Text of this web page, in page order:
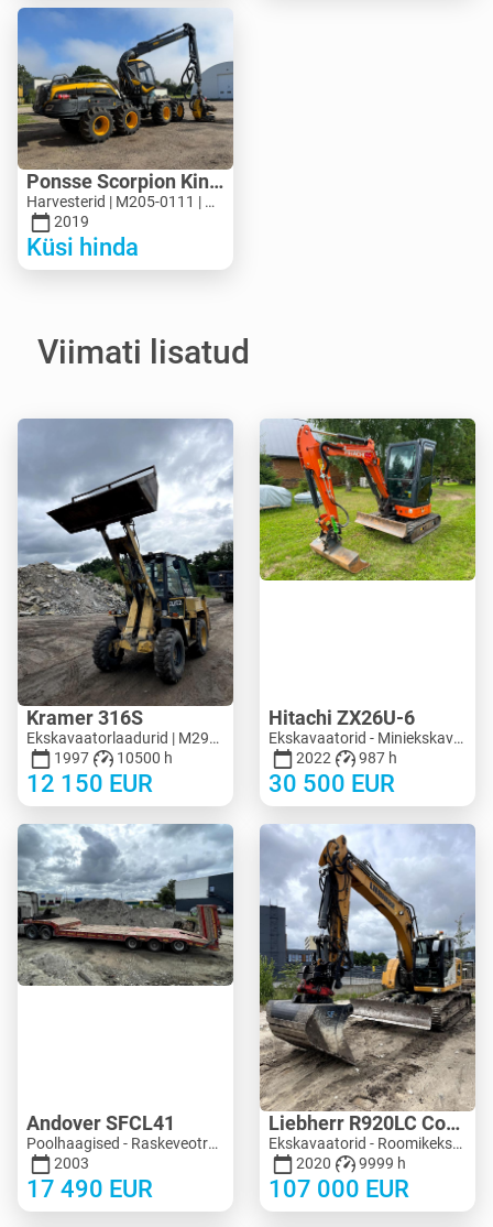
Ponsse Scorpion King
Harvesterid | M205-0111 | M205-0111
2019
Küsi hinda
Viimati lisatud
Kramer 316S
Ekskavaatorlaadurid | M299-8090 | KV299-8090
1997
10500 h
12 150 EUR
Hitachi ZX26U-6
Ekskavaatorid - Miniekskavaator < 3 t | M183-4018 | KV183-4018
2022
987 h
30 500 EUR
Andover SFCL41
Poolhaagised - Raskeveotreilerid | M683-2225
2003
17 490 EUR
Liebherr R920LC Compact
Ekskavaatorid - Roomikekskavaator | M704-8713 | KV704-8713
2020
9999 h
107 000 EUR